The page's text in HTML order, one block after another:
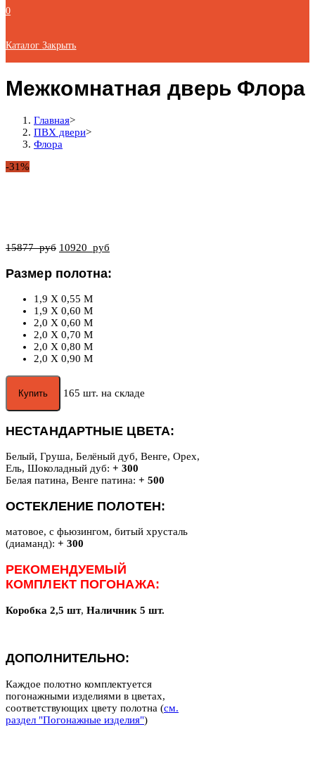
0
Каталог Закрыть
Межкомнатная дверь Флора
Главная>
ПВХ двери>
Флора
-31%
15877руб 10920 руб
Размер полотна:
1,9 X 0,55 М
1,9 X 0,60 М
2,0 X 0,60 М
2,0 X 0,70 М
2,0 X 0,80 М
2,0 X 0,90 М
Купить 165 шт. на складе
НЕСТАНДАРТНЫЕ ЦВЕТА:
Белый, Груша, Белёный дуб, Венге, Орех,
Ель, Шоколадный дуб: + 300
Белая патина, Венге патина: + 500
ОСТЕКЛЕНИЕ ПОЛОТЕН:
матовое, с фьюзингом, битый хрусталь
(диаманд): + 300
РЕКОМЕНДУЕМЫЙ
КОМПЛЕКТ ПОГОНАЖА:
Коробка 2,5 шт, Наличник 5 шт.
ДОПОЛНИТЕЛЬНО:
Каждое полотно комплектуется
погонажными изделиями в цветах,
соответствующих цвету полотна (см.
раздел "Погонажные изделия")